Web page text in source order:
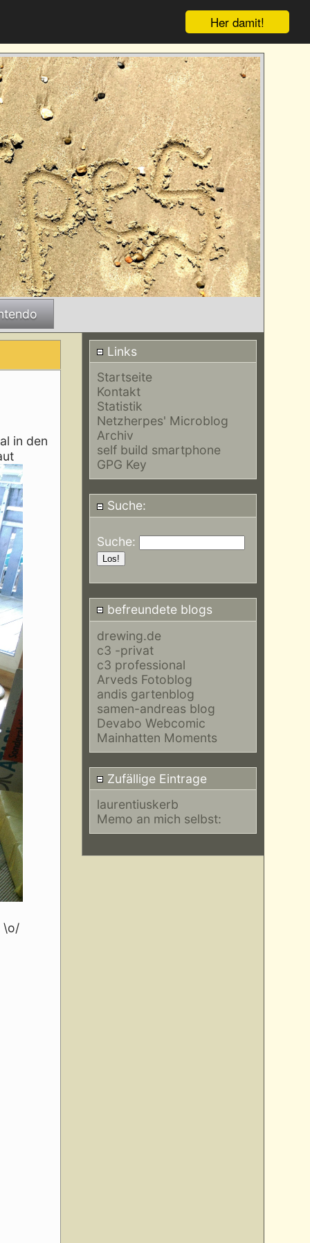
Her damit!
Links
Startseite
Kontakt
Statistik
Netzherpes' Microblog
Archiv
self build smartphone
GPG Key
Suche:
Suche:
befreundete blogs
drewing.de
c3 -privat
c3 professional
Arveds Fotoblog
andis gartenblog
samen-andreas blog
Devabo Webcomic
Mainhatten Moments
Zufällige Eintrage
laurentiuskerb
Memo an mich selbst:
in den
\o/